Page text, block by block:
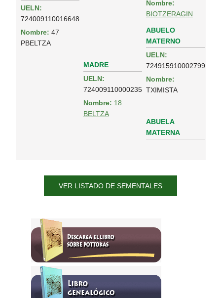
UELN:
724009110016648
Nombre: 47
PBELTZA
Nombre:
BIOTZERAGIN
MADRE
UELN:
724009110000235
Nombre: 18
BELTZA
ABUELO
MATERNO
UELN:
724915910002799
Nombre:
TXIMISTA
ABUELA
MATERNA
VER LISTADO DE SEMENTALES